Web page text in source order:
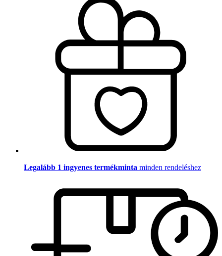
Legalább 1 ingyenes termékminta minden rendeléshez